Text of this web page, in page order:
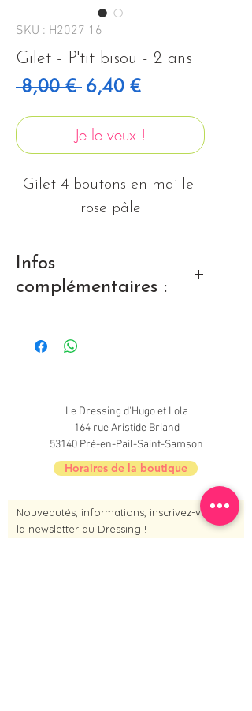
SKU : H2027 16
Gilet - P'tit bisou - 2 ans
8,00 € Prix original
6,40 €Prix
Je le veux !
Gilet 4 boutons en maille
rose pâle
Infos
complémentaires :
Le Dressing d'Hugo et Lola
164 rue Aristide Briand
53140 Pré-en-Pail-Saint-Samson
Horaires de la boutique
Nouveautés, informations, inscrivez-vous à
la newsletter du Dressing !